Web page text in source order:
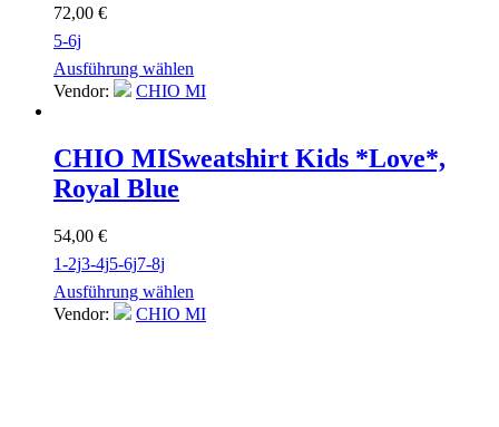
72,00 €
5-6j
Ausführung wählen
Vendor:
CHIO MI
CHIO MISweatshirt Kids *Love*,
Royal Blue
54,00 €
1-2j3-4j5-6j7-8j
Ausführung wählen
Vendor:
CHIO MI